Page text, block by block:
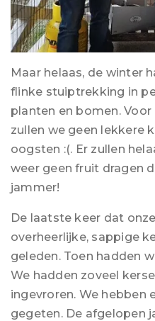
Maar helaas, de winter
flinke stuiptrekking in
planten en bomen.
zullen we geen lekkere
oogsten :(. Er zullen
weer geen fruit dragen
jammer!
De laatste keer dat
overheerlijke, sappige
geleden. Toen hadden
We hadden zoveel
ingevroren. We hebben
gegeten. De afgelopen